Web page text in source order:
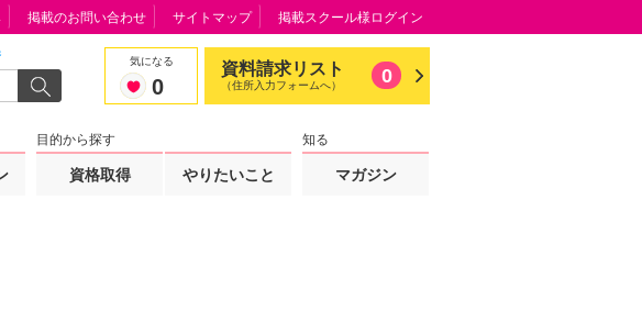
気になる
0
資料請求リスト
（住所入力フォームへ） 0
目的から探す
資格取得 やりたいこと
知る
マガジン
掲載のお問い合わせ サイトマップ 掲載スクール様ログイン